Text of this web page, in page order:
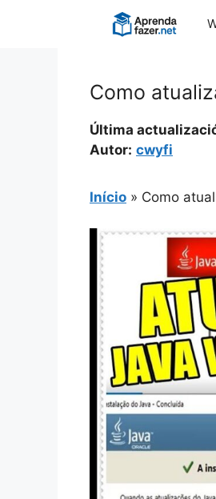
Como
Última
Autor: cwyfi
Início » Como